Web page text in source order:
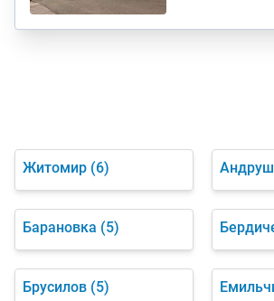
Житомир (6)
Барановка (5)
Брусилов (5)